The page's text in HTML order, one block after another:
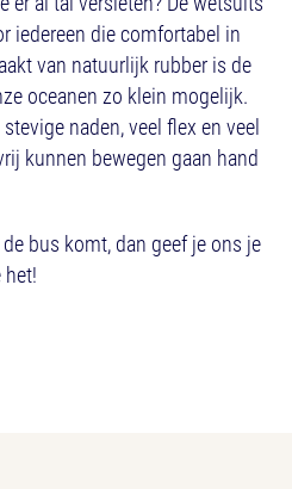
iedereen die comfortabel in
van natuurlijk rubber is de
oceanen zo klein mogelijk.
naden, veel flex en veel
kunnen bewegen gaan hand
bus komt, dan geef je ons je
het!